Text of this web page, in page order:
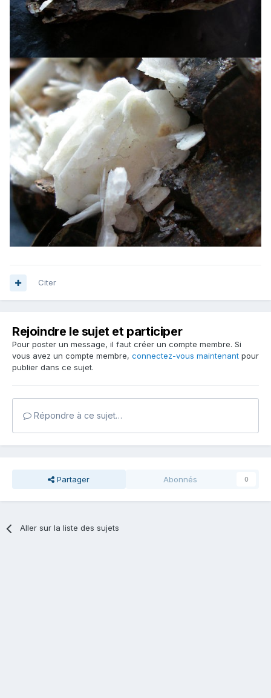
Citer
Rejoindre le sujet et participer
Pour poster un message, il faut créer un compte membre. Si
vous avez un compte membre, connectez-vous maintenant pour
publier dans ce sujet.
Répondre à ce sujet…
Partager Abonnés 0
Aller sur la liste des sujets